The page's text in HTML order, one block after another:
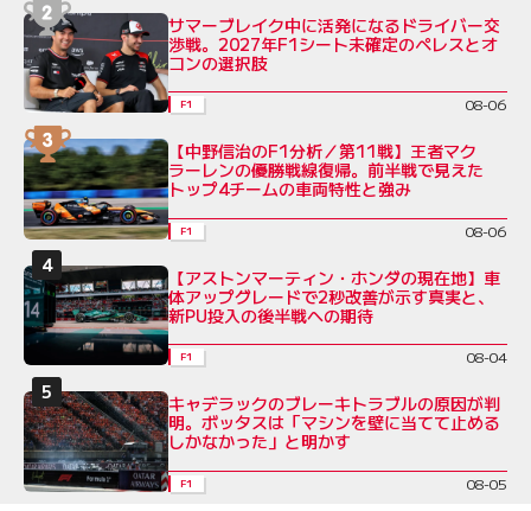
サマーブレイク中に活発になるドライバー交
渉戦。2027年F1シート未確定のペレスとオ
コンの選択肢
F1 08-06
【中野信治のF1分析／第11戦】王者マク
ラーレンの優勝戦線復帰。前半戦で見えた
トップ4チームの車両特性と強み
F1 08-06
【アストンマーティン・ホンダの現在地】車
体アップグレードで2秒改善が示す真実と、
新PU投入の後半戦への期待
F1 08-04
キャデラックのブレーキトラブルの原因が判
明。ボッタスは「マシンを壁に当てて止める
しかなかった」と明かす
F1 08-05